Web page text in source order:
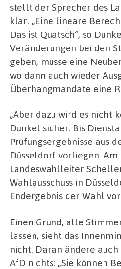
stellt der Sprecher des
klar. „Eine lineare
Das ist Quatsch“, so
Veränderungen bei den
geben, müsse eine
wo dann auch wieder
Überhangmandate eine
„Aber dazu wird es nicht
Dunkel sicher. Bis
Prüfungsergebnisse aus
Düsseldorf vorliegen.
Landeswahlleiter
Wahlausschuss in
Endergebnis der Wahl
Einen Grund, alle
lassen, sieht das
nicht. Daran ändere
AfD nichts: „Sie können